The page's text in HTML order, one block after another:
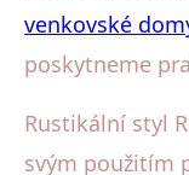
venkovské
poskytneme
Rustikální styl
svým použitím